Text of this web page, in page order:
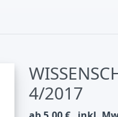
4/2017